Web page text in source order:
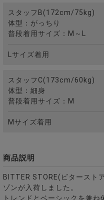
スタッフB(172cm/75kg)
体型：がっちり
普段着用サイズ：M～L
Lサイズ着用
スタッフC(173cm/60kg)
体型：細身
普段着用サイズ：M
Mサイズ着用
商品説明
BITTER STORE(ビタースト
ゾンが入荷しました。
トレンドとベーシックを兼